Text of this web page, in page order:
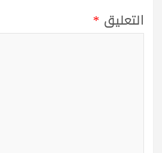
التعليق *